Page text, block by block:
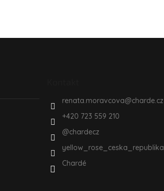
renata.moravcova@charde.cz
+420 723 559 210
@chardecz
yellow_rose_ceska_republika
Chardé